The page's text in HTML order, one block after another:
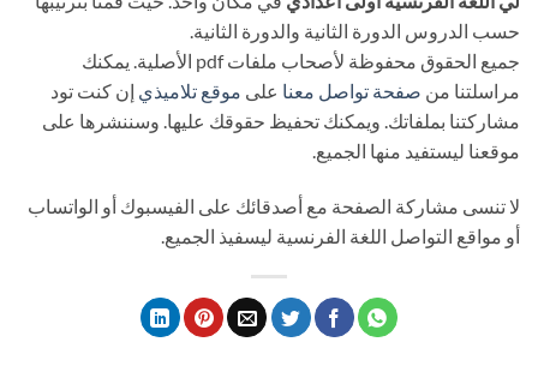
حسب الدروس الدورة الثانية والدورة الثانية.
جميع الحقوق محفوظة لأصحاب ملفات pdf الأصلية. يمكنك
مراسلتنا من صفحة تواصل معنا على موقع تلاميذي إن كنت تود
مشاركتنا بملفاتك. ويمكنك تحفيظ حقوقك عليها. وسننشرها على
موقعنا ليستفيد منها الجميع.
لا تنسى مشاركة الصفحة مع أصدقائك على الفيسبوك أو الواتساب
أو مواقع التواصل اللغة الفرنسية ليسفيذ الجميع.